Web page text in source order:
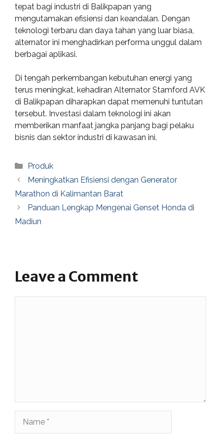
tepat bagi industri di Balikpapan yang
mengutamakan efisiensi dan keandalan. Dengan
teknologi terbaru dan daya tahan yang luar biasa,
alternator ini menghadirkan performa unggul dalam
berbagai aplikasi.
Di tengah perkembangan kebutuhan energi yang
terus meningkat, kehadiran Alternator Stamford AVK
di Balikpapan diharapkan dapat memenuhi tuntutan
tersebut. Investasi dalam teknologi ini akan
memberikan manfaat jangka panjang bagi pelaku
bisnis dan sektor industri di kawasan ini.
Categories
Produk
Meningkatkan Efisiensi dengan Generator
Marathon di Kalimantan Barat
Panduan Lengkap Mengenai Genset Honda di
Madiun
Leave a Comment